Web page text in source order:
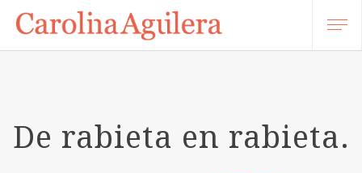
De rabieta en rabieta.